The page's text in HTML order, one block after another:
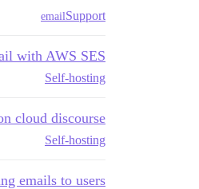
Support
email
with AWS SES
Self-hosting
cloud discourse
Self-hosting
emails to users?